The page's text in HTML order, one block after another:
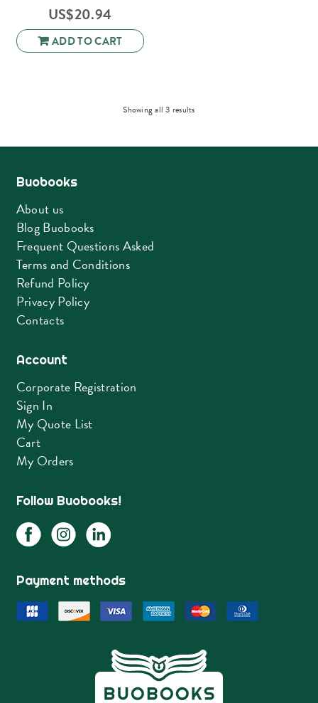
US$20.94
ADD TO CART
Showing all 3 resultsSorted
Buobooks
About us
Blog Buobooks
Frequent Questions Asked
Terms and Conditions
Refund Policy
Privacy Policy
Contacts
Account
Corporate Registration
Sign In
My Quote List
Cart
My Orders
Follow Buobooks!
Payment methods